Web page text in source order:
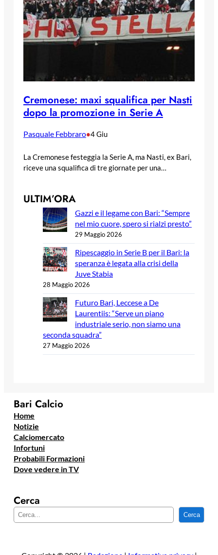
Cremonese: maxi squalifica per Nasti
dopo la promozione in Serie A
Pasquale Febbraro•4 Giu
La Cremonese festeggia la Serie A, ma Nasti, ex Bari,
riceve una squalifica di tre giornate per una…
ULTIM’ORA
Gazzi e il legame con Bari: “Sempre
nel mio cuore, spero si rialzi presto”
29 Maggio 2026
Ripescaggio in Serie B per il Bari: la
speranza è legata alla crisi della
Juve Stabia
28 Maggio 2026
Futuro Bari, Leccese a De
Laurentiis: “Serve un piano
industriale serio, non siamo una
seconda squadra”
27 Maggio 2026
Bari Calcio
Home
Notizie
Calciomercato
Infortuni
Probabili Formazioni
Dove vedere in TV
Cerca
e
Cerca